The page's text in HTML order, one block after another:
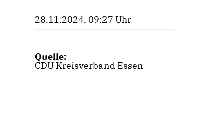
28.11.2024, 09:27 Uhr
Quelle:
CDU Kreisverband Essen